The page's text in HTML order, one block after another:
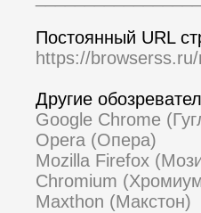
Постоянный URL
https://
Другие
Google Chrome
Opera (Опера)
Mozilla Firefox
Chromium
Maxthon (Макстон)